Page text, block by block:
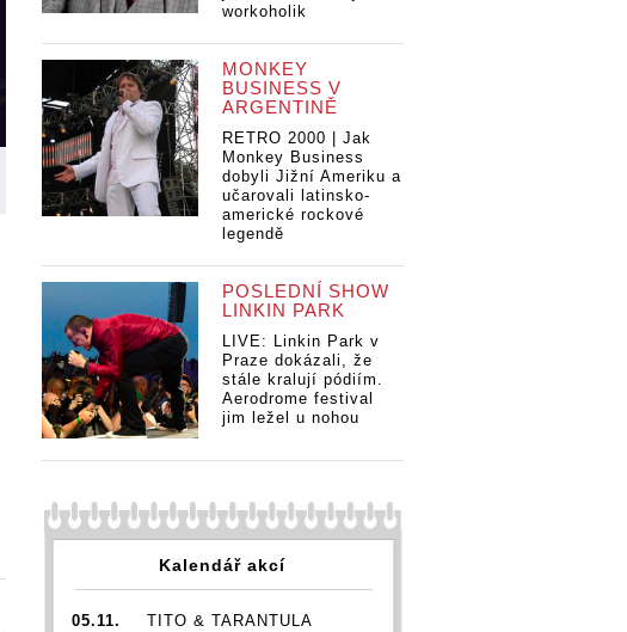
workoholik
MONKEY
BUSINESS V
ARGENTINĚ
RETRO 2000 | Jak
Monkey Business
dobyli Jižní Ameriku a
učarovali latinsko-
americké rockové
legendě
POSLEDNÍ SHOW
LINKIN PARK
LIVE: Linkin Park v
Praze dokázali, že
stále kralují pódiím.
Aerodrome festival
jim ležel u nohou
Kalendář akcí
05.11.
TITO & TARANTULA